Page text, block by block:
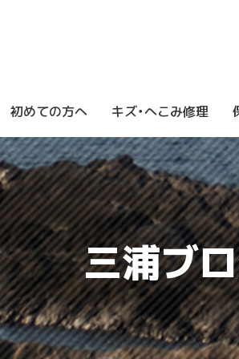
初めての方へ キズ・へこみ修理
三浦ブ